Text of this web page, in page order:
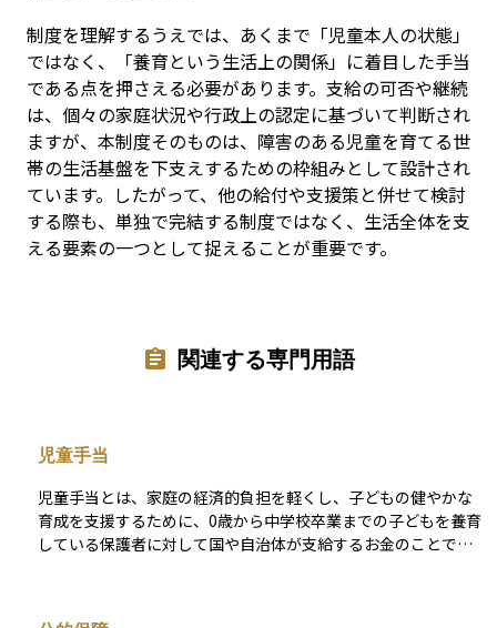
制度を理解するうえでは、あくまで「児童本人の状態」
ではなく、「養育という生活上の関係」に着目した手当
である点を押さえる必要があります。支給の可否や継続
は、個々の家庭状況や行政上の認定に基づいて判断され
ますが、本制度そのものは、障害のある児童を育てる世
帯の生活基盤を下支えするための枠組みとして設計され
ています。したがって、他の給付や支援策と併せて検討
する際も、単独で完結する制度ではなく、生活全体を支
える要素の一つとして捉えることが重要です。
関連する専門用語
児童手当
児童手当とは、家庭の経済的負担を軽くし、子どもの健やかな
育成を支援するために、0歳から中学校卒業までの子どもを養育
している保護者に対して国や自治体が支給するお金のことで